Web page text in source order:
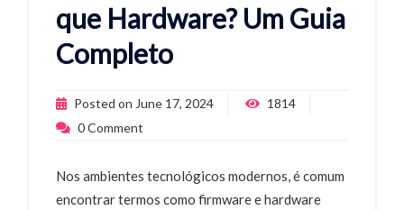
que Hardware? Um Guia
Completo
Posted on June 17, 2024
1814
0Comment
Nos ambientes tecnológicos modernos, é comum
encontrar termos como firmware e hardware